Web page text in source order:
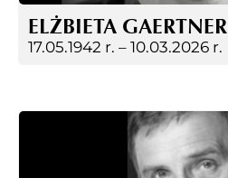
ELŻBIETA GAERTNER
17.05.1942 r. – 10.03.2026 r.